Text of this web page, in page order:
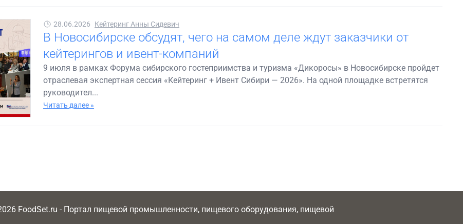
28.06.2026 Кейтеринг Анны Сидевич
В Новосибирске обсудят, чего на самом деле ждут заказчики от
кейтерингов и ивент-компаний
9 июля в рамках Форума сибирского гостеприимства и туризма «Дикоросы» в Новосибирске пройдет
отраслевая экспертная сессия «Кейтеринг + Ивент Сибири — 2026». На одной площадке встретятся
руководител...
Читать далее »
FoodSet.ru - Портал пищевой промышленности, пищевого оборудования, пищевой